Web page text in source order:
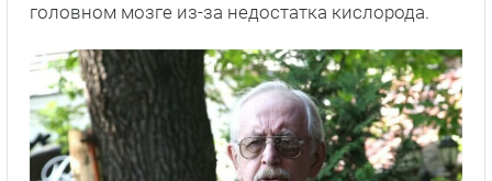
головном мозге из-за недостатка кислорода.